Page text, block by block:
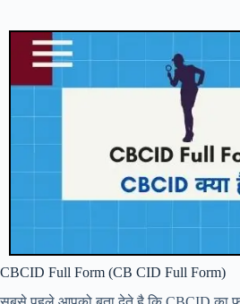
CBCID Full Form (CB CID Full Form)